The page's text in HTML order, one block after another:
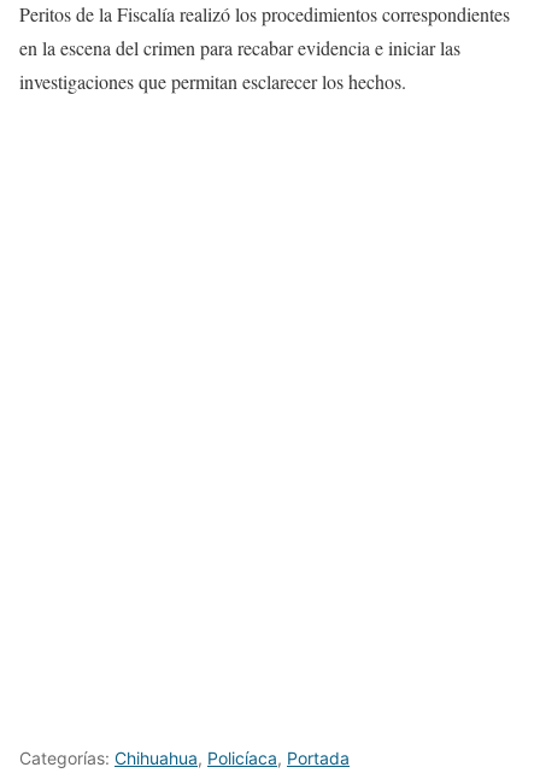
Peritos de la Fiscalía realizó los procedimientos correspondientes
en la escena del crimen para recabar evidencia e iniciar las
investigaciones que permitan esclarecer los hechos.
Categorías: Chihuahua, Policíaca, Portada